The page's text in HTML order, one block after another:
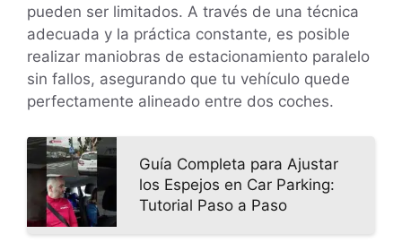
pueden ser limitados. A través de una técnica
adecuada y la práctica constante, es posible
realizar maniobras de estacionamiento paralelo
sin fallos, asegurando que tu vehículo quede
perfectamente alineado entre dos coches.
Guía Completa para Ajustar
los Espejos en Car Parking:
Tutorial Paso a Paso